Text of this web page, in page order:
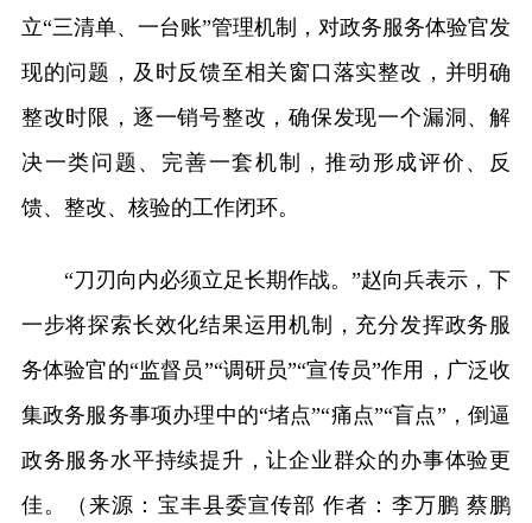
立“三清单、一台账”管理机制，对政务服务体验官发
现的问题，及时反馈至相关窗口落实整改，并明确
整改时限，逐一销号整改，确保发现一个漏洞、解
决一类问题、完善一套机制，推动形成评价、反
馈、整改、核验的工作闭环。
“刀刃向内必须立足长期作战。”赵向兵表示，下
一步将探索长效化结果运用机制，充分发挥政务服
务体验官的“监督员”“调研员”“宣传员”作用，广泛收
集政务服务事项办理中的“堵点”“痛点”“盲点”，倒逼
政务服务水平持续提升，让企业群众的办事体验更
佳。（来源：宝丰县委宣传部 作者：李万鹏 蔡鹏